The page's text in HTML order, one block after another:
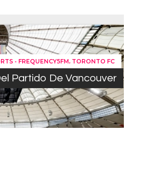
- FREQUENCY5FM, TORONTO FC
Partido De Vancouver